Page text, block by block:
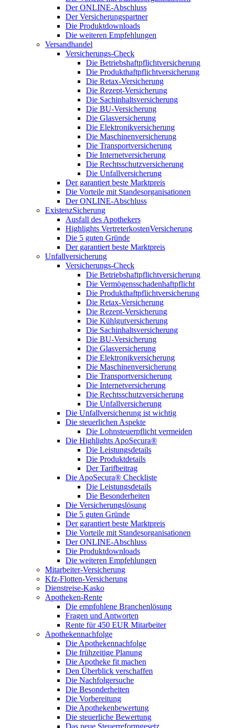
Der ONLINE-Abschluss
Der Versicherungspartner
Die Produktdownloads
Die weiteren Empfehlungen
Versandhandel
Versicherungs-Check
Die Betriebshaftpflichtversicherung
Die Produkthaftpflichtversicherung
Die Retax-Versicherung
Die Rezept-Versicherung
Die Sachinhaltsversicherung
Die BU-Versicherung
Die Glasversicherung
Die Elektronikversicherung
Die Maschinenversicherung
Die Transportversicherung
Die Internetversicherung
Die Rechtsschutzversicherung
Die Unfallversicherung
Der garantiert beste Marktpreis
Die Vorteile mit Standesorganisationen
Der ONLINE-Abschluss
ExistenzSicherung
Ausfall des Apothekers
Highlights VertreterkostenVersicherung
Die 5 guten Gründe
Der garantiert beste Marktpreis
Unfallversicherung
Versicherungs-Check
Die Betriebshaftpflichtversicherung
Die Vermögensschadenhaftpflicht
Die Produkthaftpflichtversicherung
Die Retax-Versicherung
Die Rezept-Versicherung
Die Kühlgutversicherung
Die Sachinhaltsversicherung
Die BU-Versicherung
Die Glasversicherung
Die Elektronikversicherung
Die Maschinenversicherung
Die Transportversicherung
Die Internetversicherung
Die Rechtsschutzversicherung
Die Unfallversicherung
Die Unfallversicherung ist wichtig
Die steuerlichen Aspekte
Die Lohnsteuerpflicht vermeiden
Die Highlights ApoSecura®
Die Leistungsdetails
Die Produktdetails
Der Tarifbeitrag
Die ApoSecura® Checkliste
Die Leistungsdetails
Die Besonderheiten
Die Versicherungslösung
Die 5 guten Gründe
Der garantiert beste Marktpreis
Die Vorteile mit Standesorganisationen
Der ONLINE-Abschluss
Die Produktdownloads
Die weiteren Empfehlungen
Mitarbeiter-Versicherung
Kfz-Flotten-Versicherung
Dienstreise-Kasko
Apotheken-Rente
Die empfohlene Branchenlösung
Fragen und Antworten
Rente für 450 EUR Mitarbeiter
Apothekennachfolge
Die Apothekennachfolge
Die frühzeitige Planung
Die Apotheke fit machen
Den Überblick verschaffen
Die Nachfolgersuche
Die Besonderheiten
Die Vorbereitung
Die Apothekenbewertung
Die steuerliche Bewertung
Das neue Steuerreformgesetz